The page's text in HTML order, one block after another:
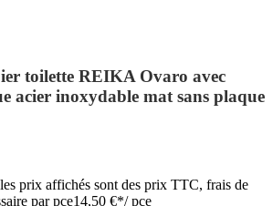
toilette REIKA Ovaro avec
acier inoxydable mat sans plaque
prix affichés sont des prix TTC, frais de
par pce14,50 €*/ pce